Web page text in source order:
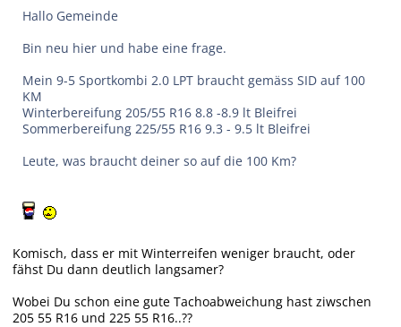
Hallo Gemeinde
Bin neu hier und habe eine frage.
Mein 9-5 Sportkombi 2.0 LPT braucht gemäss SID auf 100
KM
Winterbereifung 205/55 R16 8.8 -8.9 lt Bleifrei
Sommerbereifung 225/55 R16 9.3 - 9.5 lt Bleifrei
Leute, was braucht deiner so auf die 100 Km?
Komisch, dass er mit Winterreifen weniger braucht, oder
fähst Du dann deutlich langsamer?
Wobei Du schon eine gute Tachoabweichung hast ziwschen
205 55 R16 und 225 55 R16..??